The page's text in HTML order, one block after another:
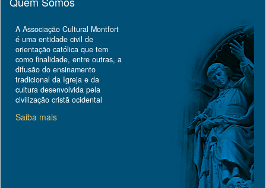
A Associação Cultural Montfort
é uma entidade civil de
orientação católica que tem
como finalidade, entre outras, a
difusão do ensinamento
tradicional da Igreja e da
cultura desenvolvida pela
civilização cristã ocidental
Saiba mais